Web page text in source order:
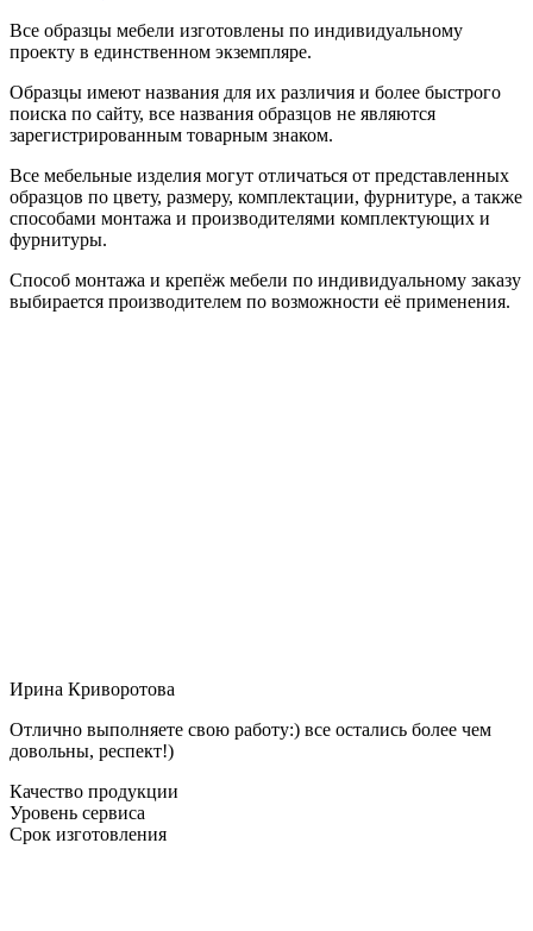
Все образцы мебели изготовлены по индивидуальному
проекту в единственном экземпляре.
Образцы имеют названия для их различия и более быстрого
поиска по сайту, все названия образцов не являются
зарегистрированным товарным знаком.
Все мебельные изделия могут отличаться от представленных
образцов по цвету, размеру, комплектации, фурнитуре, а также
способами монтажа и производителями комплектующих и
фурнитуры.
Способ монтажа и крепёж мебели по индивидуальному заказу
выбирается производителем по возможности её применения.
Ирина Криворотова
Отлично выполняете свою работу:) все остались более чем
довольны, респект!)
Качество продукции
Уровень сервиса
Срок изготовления